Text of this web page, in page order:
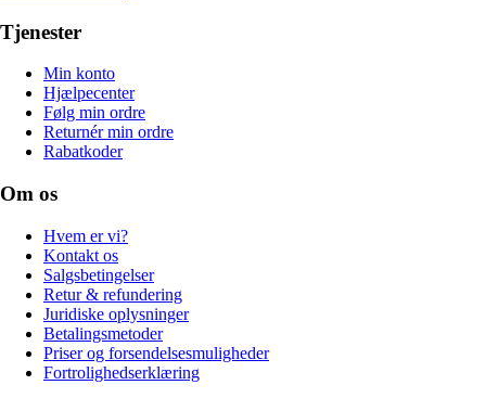
Tjenester
Min konto
Hjælpecenter
Følg min ordre
Returnér min ordre
Rabatkoder
Om os
Hvem er vi?
Kontakt os
Salgsbetingelser
Retur & refundering
Juridiske oplysninger
Betalingsmetoder
Priser og forsendelsesmuligheder
Fortrolighedserklæring